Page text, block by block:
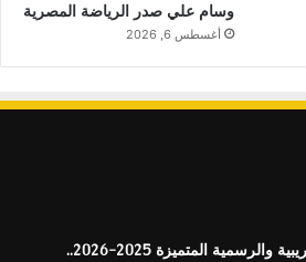
وسام علي صدر الرياضة المصرية
أغسطس 6, 2026
مصروفات المدارس التجريبية والرسمية المتميزة 2025-2026..